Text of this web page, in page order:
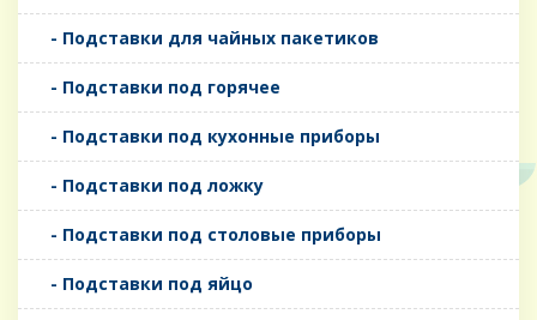
- Подставки для чайных пакетиков
- Подставки под горячее
- Подставки под кухонные приборы
- Подставки под ложку
- Подставки под столовые приборы
- Подставки под яйцо